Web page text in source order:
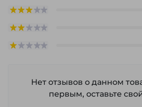
Нет отзывов о данном
первым, оставьте